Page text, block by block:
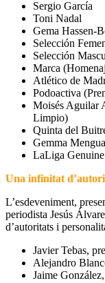
Sergio García
Toni Nadal
Gema Hassen-
Selección
Selección
Marca
Atlético de
Podoactiva
Moisés Aguilar
Limpio)
Quinta del
Gemma
LaLiga
Una infinitat
L’esdeveniment,
periodista Jesús
d’autoritats i
Javier Tebas,
Alejandro
Jaime